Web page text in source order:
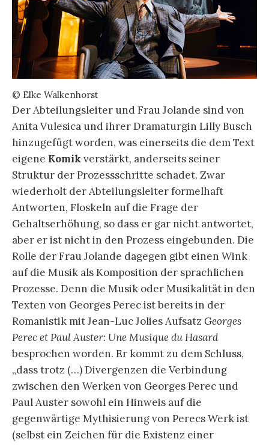
© Elke Walkenhorst
Der Abteilungsleiter und Frau Jolande sind von
Anita Vulesica und ihrer Dramaturgin Lilly Busch
hinzugefügt worden, was einerseits die dem Text
eigene Komikverstärkt, anderseits seiner
Struktur der Prozessschritte schadet. Zwar
wiederholt der Abteilungsleiter formelhaft
Antworten, Floskeln auf die Frage der
Gehaltserhöhung, so dass er gar nicht antwortet,
aber er ist nicht in den Prozess eingebunden. Die
Rolle der Frau Jolande dagegen gibt einen Wink
auf die Musik als Komposition der sprachlichen
Prozesse. Denn die Musik oder Musikalität in den
Texten von Georges Perec ist bereits in der
Romanistik mit Jean-Luc Jolies Aufsatz Georges
Perec et Paul Auster: Une Musique du Hasard
besprochen worden. Er kommt zu dem Schluss,
„dass trotz (…) Divergenzen die Verbindung
zwischen den Werken von Georges Perec und
Paul Auster sowohl ein Hinweis auf die
gegenwärtige Mythisierung von Perecs Werk ist
(selbst ein Zeichen für die Existenz einer